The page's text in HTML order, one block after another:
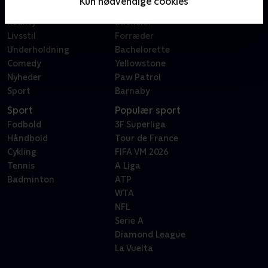
Reality
Livsstil
Underholdning
Comedy
Nyheder
Sport
X Factor
Bachelor
Forræder
Bachelorette
Yellowstone
Paw Patrol
Barnaby
Sport
Fodbold
Håndbold
Cykling
Tennis
Badminton
Populær sport
3F Superliga
Tour de France
FIFA VM 2026
A Liga
ATP
WTA
NFL
Serie A
Diamond League
La Vuelta